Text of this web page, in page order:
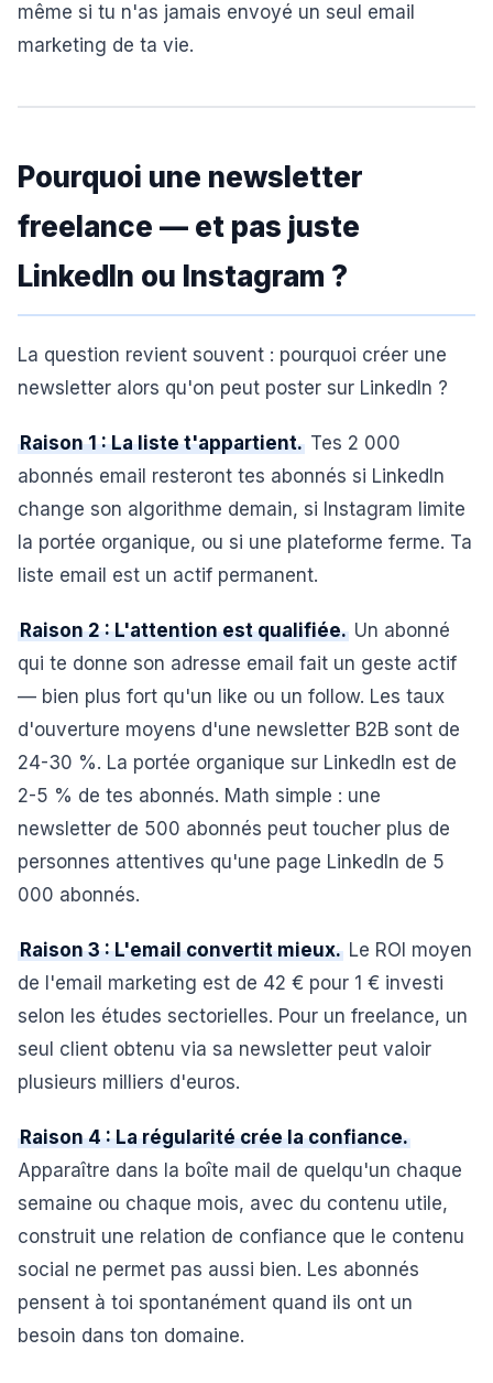
même si tu n'as jamais envoyé un seul email
marketing de ta vie.
Pourquoi une newsletter
freelance — et pas juste
LinkedIn ou Instagram ?
La question revient souvent : pourquoi créer une
newsletter alors qu'on peut poster sur LinkedIn ?
Raison 1 : La liste t'appartient. Tes 2 000
abonnés email resteront tes abonnés si LinkedIn
change son algorithme demain, si Instagram limite
la portée organique, ou si une plateforme ferme. Ta
liste email est un actif permanent.
Raison 2 : L'attention est qualifiée. Un abonné
qui te donne son adresse email fait un geste actif
— bien plus fort qu'un like ou un follow. Les taux
d'ouverture moyens d'une newsletter B2B sont de
24-30 %. La portée organique sur LinkedIn est de
2-5 % de tes abonnés. Math simple : une
newsletter de 500 abonnés peut toucher plus de
personnes attentives qu'une page LinkedIn de 5
000 abonnés.
Raison 3 : L'email convertit mieux. Le ROI moyen
de l'email marketing est de 42 € pour 1 € investi
selon les études sectorielles. Pour un freelance, un
seul client obtenu via sa newsletter peut valoir
plusieurs milliers d'euros.
Raison 4 : La régularité crée la confiance.
Apparaître dans la boîte mail de quelqu'un chaque
semaine ou chaque mois, avec du contenu utile,
construit une relation de confiance que le contenu
social ne permet pas aussi bien. Les abonnés
pensent à toi spontanément quand ils ont un
besoin dans ton domaine.